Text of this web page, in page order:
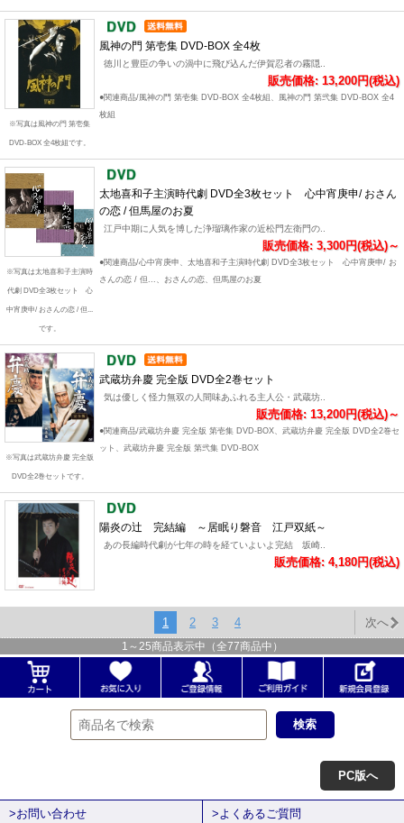
※写真は風神の門 第壱集
DVD-BOX 全4枚組です。
風神の門 第壱集 DVD-BOX 全4枚
徳川と豊臣の争いの渦中に飛び込んだ伊賀忍者の霧隠..
販売価格: 13,200円(税込)
●関連商品/風神の門 第壱集 DVD-BOX 全4枚組、風神の門 第弐集 DVD-BOX 全4
枚組
※写真は太地喜和子主演時
代劇 DVD全3枚セット 心
中宵庚申/ おさんの恋 / 但...
です。
太地喜和子主演時代劇 DVD全3枚セット 心中宵庚申/ おさん
の恋 / 但馬屋のお夏
江戸中期に人気を博した浄瑠璃作家の近松門左衛門の..
販売価格: 3,300円(税込)～
●関連商品/心中宵庚申、太地喜和子主演時代劇 DVD全3枚セット 心中宵庚申/ お
さんの恋 / 但...、おさんの恋、但馬屋のお夏
※写真は武蔵坊弁慶 完全版
DVD全2巻セットです。
武蔵坊弁慶 完全版 DVD全2巻セット
気は優しく怪力無双の人間味あふれる主人公・武蔵坊..
販売価格: 13,200円(税込)～
●関連商品/武蔵坊弁慶 完全版 第壱集 DVD-BOX、武蔵坊弁慶 完全版 DVD全2巻セ
ット、武蔵坊弁慶 完全版 第弐集 DVD-BOX
陽炎の辻 完結編 ～居眠り磐音 江戸双紙～
あの長編時代劇が七年の時を経ていよいよ完結 坂崎..
販売価格: 4,180円(税込)
1 2 3 4 次へ
1 ～ 25商品表示中（全77商品中）
PC版へ
>お問い合わせ >よくあるご質問